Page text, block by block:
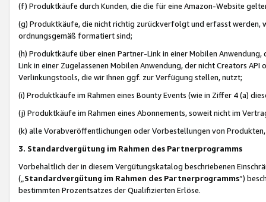
(f) Produktkäufe durch Kunden, die die für eine Amazon-Website
(g) Produktkäufe, die nicht richtig zurückverfolgt und erfasst werden,
ordnungsgemäß formatiert sind;
(h) Produktkäufe über einen Partner-Link in einer Mobilen
Link in einer Zugelassenen Mobilen Anwendung, der nicht Creators
Verlinkungstools, die wir Ihnen ggf. zur Verfügung stellen, nutzt;
(i) Produktkäufe im Rahmen eines Bounty Events (wie in Ziffer 4 (a)
(j) Produktkäufe im Rahmen eines Abonnements, soweit nicht im
(k) alle Vorabveröffentlichungen oder Vorbestellungen von
3. Standardvergütung im Rahmen des Partnerprogramms
Vorbehaltlich der in diesem Vergütungskatalog beschriebenen
(„ Standardvergütung im Rahmen des Partnerprogramms“)
bestimmten Prozentsatzes der Qualifizierten Erlöse.